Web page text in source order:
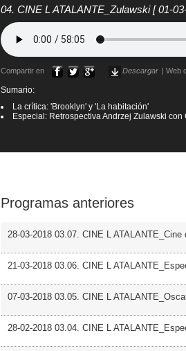
04. CINE L ATALANTE_Zulawski[ 01-
Compartir en Descargar Web
Sumario:
La crítica: 'Brooklyn' y 'La habitación'
Especial: Retrospectiva Andrzej Zulawski con
Programas anteriores
28-03-2018 03.07. CINE L
21-03-2018 03.06. CINE L
07-03-2018 03.05. CINE L
28-02-2018 03.04. CINE L